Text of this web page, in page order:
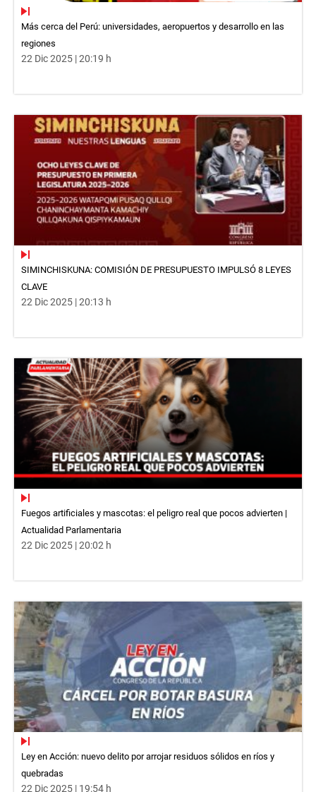
Más cerca del Perú: universidades, aeropuertos y desarrollo en las
regiones
22 Dic 2025 | 20:19 h
SIMINCHISKUNA: COMISIÓN DE PRESUPUESTO IMPULSÓ 8 LEYES
CLAVE
22 Dic 2025 | 20:13 h
Fuegos artificiales y mascotas: el peligro real que pocos advierten |
Actualidad Parlamentaria
22 Dic 2025 | 20:02 h
Ley en Acción: nuevo delito por arrojar residuos sólidos en ríos y
quebradas
22 Dic 2025 | 19:54 h